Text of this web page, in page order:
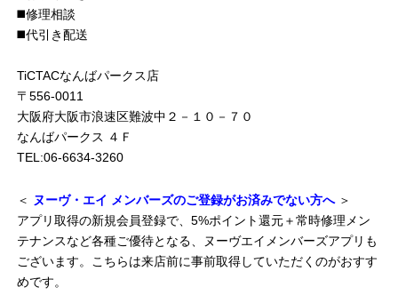
◼️修理相談
◼️代引き配送
TiCTACなんばパークス店
〒556-0011
大阪府大阪市浪速区難波中２－１０－７０
なんばパークス ４Ｆ
TEL:06-6634-3260
＜ ヌーヴ・エイ メンバーズのご登録がお済みでない方へ ＞
アプリ取得の新規会員登録で、5%ポイント還元＋常時修理メン
テナンスなど各種ご優待となる、ヌーヴエイメンバーズアプリも
ございます。こちらは来店前に事前取得していただくのがおすす
めです。